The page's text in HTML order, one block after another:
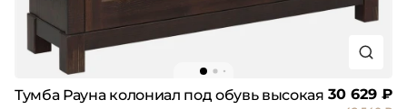
Тумба Рауна колониал под обувь высокая 30 629 ₽